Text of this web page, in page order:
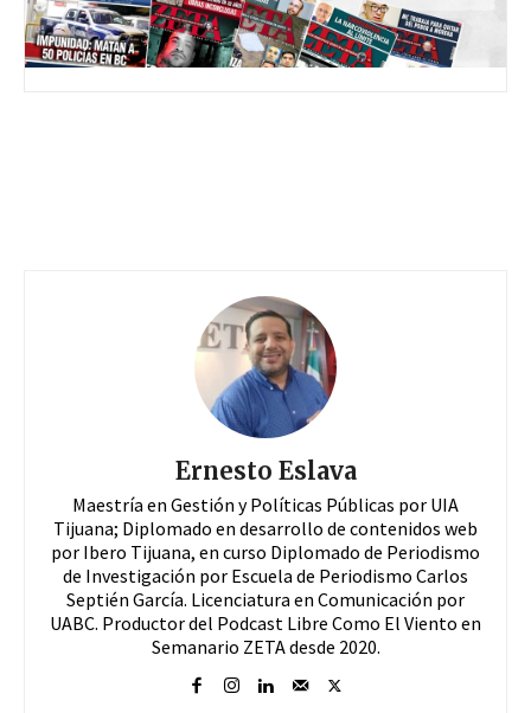
Ernesto Eslava
Maestría en Gestión y Políticas Públicas por UIA
Tijuana; Diplomado en desarrollo de contenidos web
por Ibero Tijuana, en curso Diplomado de Periodismo
de Investigación por Escuela de Periodismo Carlos
Septién García. Licenciatura en Comunicación por
UABC. Productor del Podcast Libre Como El Viento en
Semanario ZETA desde 2020.